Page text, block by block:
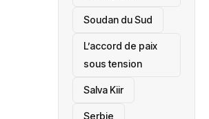
‎Soudan du Sud
L’accord de paix
sous tension
Salva Kiir
‎Serbie